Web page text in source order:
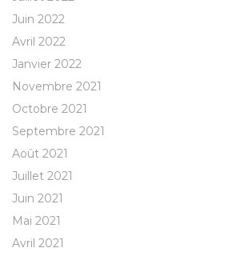
Juin 2022
Avril 2022
Janvier 2022
Novembre 2021
Octobre 2021
Septembre 2021
Août 2021
Juillet 2021
Juin 2021
Mai 2021
Avril 2021